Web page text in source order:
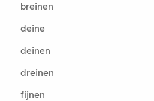
breinen
deine
deinen
dreinen
fijnen